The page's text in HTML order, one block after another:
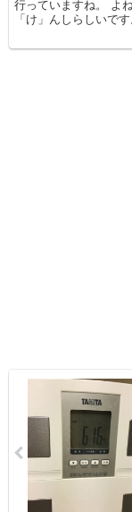
行っていますね。 よ
「け」んしらしいで